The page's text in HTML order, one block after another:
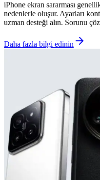
iPhone ekran sararması
nedenlerle oluşur. Ayarları
uzman desteği alın. Sorunu
Daha fazla bilgi edinin